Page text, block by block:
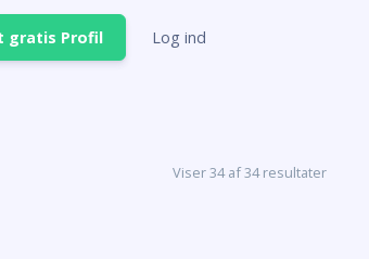
gratis Profil Log ind
Viser 34 af 34 resultater